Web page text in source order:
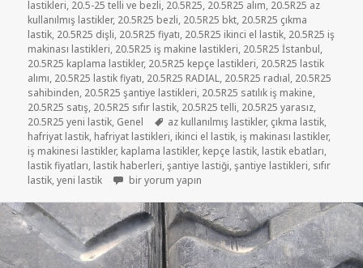
lastikleri, 20.5-25 telli ve bezli, 20.5R25, 20.5R25 alım, 20.5R25 az
kullanılmış lastikler, 20.5R25 bezli, 20.5R25 bkt, 20.5R25 çıkma
lastik, 20.5R25 dişli, 20.5R25 fiyatı, 20.5R25 ikinci el lastik, 20.5R25 iş
makinası lastikleri, 20.5R25 iş makine lastikleri, 20.5R25 İstanbul,
20.5R25 kaplama lastikler, 20.5R25 kepçe lastikleri, 20.5R25 lastik
alımı, 20.5R25 lastik fiyatı, 20.5R25 RADIAL, 20.5R25 radıal, 20.5R25
sahibinden, 20.5R25 şantiye lastikleri, 20.5R25 satılık iş makine,
20.5R25 satış, 20.5R25 sıfır lastik, 20.5R25 telli, 20.5R25 yarasız,
20.5R25 yeni lastik, Genel Etiketler
az kullanılmış lastikler, çıkma lastik,
hafriyat lastik, hafriyat lastikleri, ikinci el lastik, iş makinası lastikler,
iş makinesi lastikler, kaplama lastikler, kepçe lastik, lastik ebatları,
lastik fiyatları, lastik haberleri,şantiye lastiği,şantiye lastikleri, sıfır
lastik,yeni lastik 20R5-25 ÇIKMA İŞ MAKİNASI KEPÇE LASTİKLER için
bir yorum yapın